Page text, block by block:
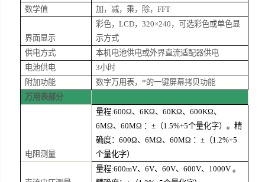
数学值
加，减，乘，除， FFT
界面显示
彩色，LCD，320×240，
可选彩色或单色显
示方式
供电方式
本机电池供电或外界直流适配器供电
电池供电
3小时
附加功能
数字万用表，*的一键屏幕拷贝功能
万用表部分
电阻测量
量程:600Ω、 6KΩ、 60KΩ、 600KΩ、
6MΩ、 60MΩ ：±（1.5%+5个量化字）。精
确度： 600Ω、 6MΩ、 60MΩ ：±（1.2%+5
个量化字）
量程:600mV、 6V、 60V、 600V、 1000V 。